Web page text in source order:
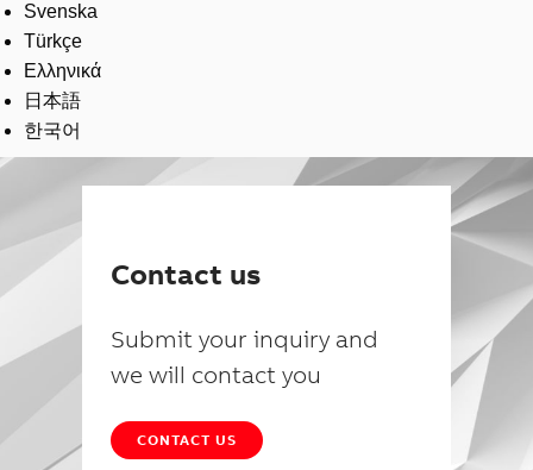
Svenska
Türkçe
Ελληνικά
日本語
한국어
Contact us
Submit your inquiry and
we will contact you
CONTACT US